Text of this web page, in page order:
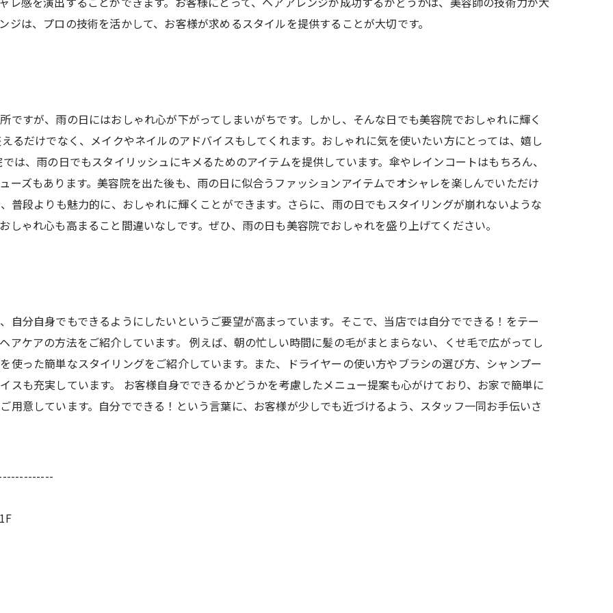
は、プロの技術を活かして、お客様が求めるスタイルを提供することが大切です。
ですが、雨の日にはおしゃれ心が下がってしまいがちです。しかし、そんな日でも美容院でおしゃれに輝く
るだけでなく、メイクやネイルのアドバイスもしてくれます。おしゃれに気を使いたい方にとっては、嬉し
は、雨の日でもスタイリッシュにキメるためのアイテムを提供しています。傘やレインコートはもちろん、
ーズもあります。美容院を出た後も、雨の日に似合うファッションアイテムでオシャレを楽しんでいただけ
普段よりも魅力的に、おしゃれに輝くことができます。さらに、雨の日でもスタイリングが崩れないような
ゃれ心も高まること間違いなしです。ぜひ、雨の日も美容院でおしゃれを盛り上げてください。
自分自身でもできるようにしたいというご要望が高まっています。そこで、当店では自分でできる！をテー
アケアの方法をご紹介しています。 例えば、朝の忙しい時間に髪の毛がまとまらない、くせ毛で広がってし
使った簡単なスタイリングをご紹介しています。また、ドライヤーの使い方やブラシの選び方、シャンプー
スも充実しています。 お客様自身でできるかどうかを考慮したメニュー提案も心がけており、お家で簡単に
用意しています。自分でできる！という言葉に、お客様が少しでも近づけるよう、スタッフ一同お手伝いさ